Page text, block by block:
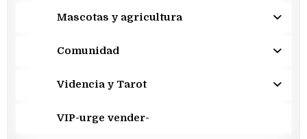
Mascotas y agricultura
Comunidad
Videncia y Tarot
VIP-urge vender-